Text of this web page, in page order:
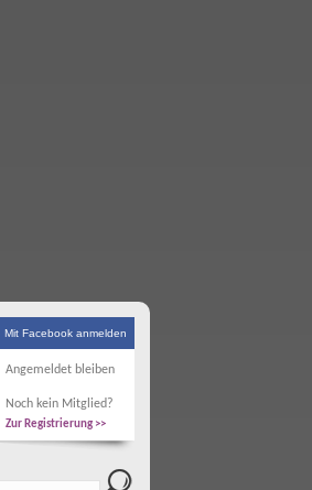
Mit Facebook anmelden
Angemeldet bleiben
Noch kein Mitglied?
Zur Registrierung >>